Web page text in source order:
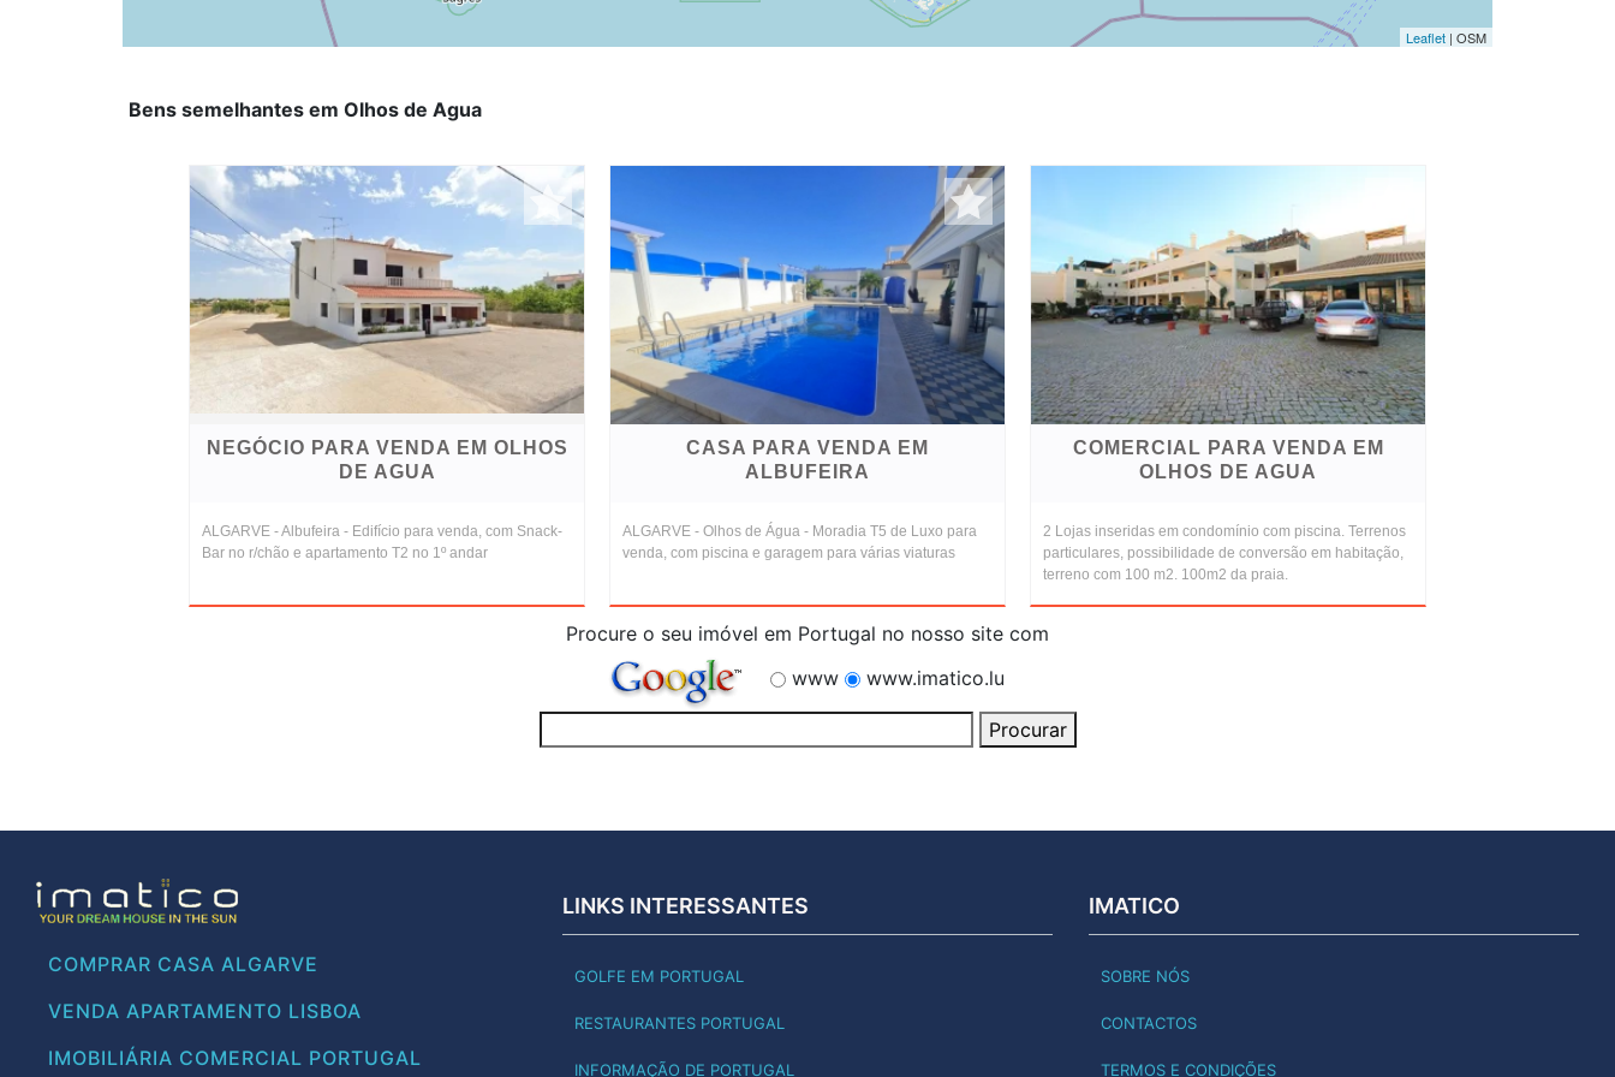
Leaflet | OSM
Bens semelhantes em Olhos de Agua
NEGÓCIO PARA VENDA EM OLHOS
DE AGUA
ALGARVE - Albufeira - Edifício para venda, com Snack-
Bar no r/chão e apartamento T2 no 1º andar
CASA PARA VENDA EM
ALBUFEIRA
ALGARVE - Olhos de Água - Moradia T5 de Luxo para
venda, com piscina e garagem para várias viaturas
COMERCIAL PARA VENDA EM
OLHOS DE AGUA
2 Lojas inseridas em condomínio com piscina. Terrenos
particulares, possibilidade de conversão em habitação,
terreno com 100 m2. 100m2 da praia.
Procure o seu imóvel em Portugal no nosso site com
www
www.imatico.lu
COMPRAR CASA ALGARVE
VENDA APARTAMENTO LISBOA
IMOBILIÁRIA COMERCIAL PORTUGAL
LINKS INTERESSANTES
GOLFE EM PORTUGAL
RESTAURANTES PORTUGAL
INFORMAÇÃO DE PORTUGAL
IMATICO
SOBRE NÓS
CONTACTOS
TERMOS E CONDIÇÕES